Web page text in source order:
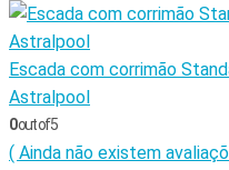
Escada com corrimão
Astralpool
0out of 5
( Ainda não existem